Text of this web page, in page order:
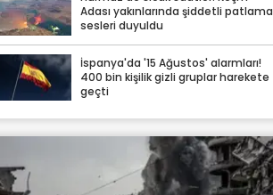
Adası yakınlarında şiddetli patlama
sesleri duyuldu
İspanya'da '15 Ağustos' alarmları!
400 bin kişilik gizli gruplar harekete
geçti